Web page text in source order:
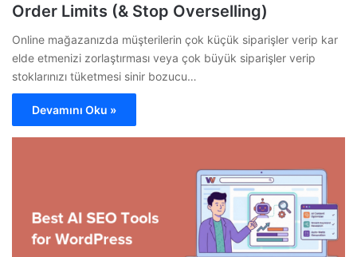
Order Limits (& Stop Overselling)
Online mağazanızda müşterilerin çok küçük siparişler verip kar
elde etmenizi zorlaştırması veya çok büyük siparişler verip
stoklarınızı tüketmesi sinir bozucu…
Devamını Oku »